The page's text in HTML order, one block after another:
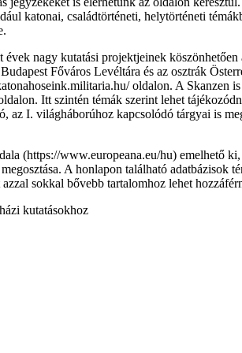
katonai, családtörténeti, helytörténeti
nagy kutatási projektjeinek köszönhetően
Főváros Levéltára és az osztrák
oldalon. A Skanzen
Itt szintén témák szerint lehet
az I. világháborúhoz kapcsolódó tárgyai is
(https://www.europeana.eu/hu) emelhető
A honlapon található adatbázisok
sokkal bővebb tartalomhoz lehet